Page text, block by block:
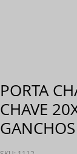
PORTA
CHAVE